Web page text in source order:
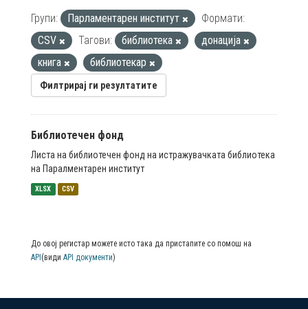
Групи: Парламентарен институт
Формати:
CSV
Тагови: библиотека
донација
книга
библиотекар
Филтрирај ги резултатите
Библиотечен фонд
Листа на библиотечен фонд на истражувачката библиотека
на Паралментарен институт
XLSX CSV
До овој регистар можете исто така да пристапите со помош на
API (види API документи)